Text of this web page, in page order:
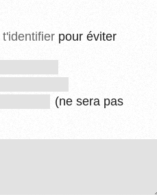
t'identifier pour éviter
(ne sera pas